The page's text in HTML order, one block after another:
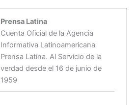
Prensa Latina
Cuenta Oficial de la Agencia
Informativa Latinoamericana
Prensa Latina. Al Servicio de la
verdad desde el 16 de junio de
1959